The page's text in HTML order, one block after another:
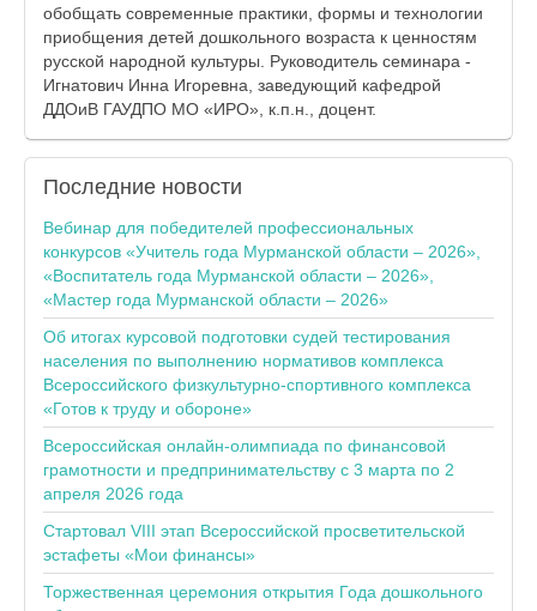
обобщать современные практики, формы и технологии
приобщения детей дошкольного возраста к ценностям
русской народной культуры. Руководитель семинара -
Игнатович Инна Игоревна, заведующий кафедрой
ДДОиВ ГАУДПО МО «ИРО», к.п.н., доцент.
Последние новости
Вебинар для победителей профессиональных
конкурсов «Учитель года Мурманской области – 2026»,
«Воспитатель года Мурманской области – 2026»,
«Мастер года Мурманской области – 2026»
Об итогах курсовой подготовки судей тестирования
населения по выполнению нормативов комплекса
Всероссийского физкультурно-спортивного комплекса
«Готов к труду и обороне»
Всероссийская онлайн-олимпиада по финансовой
грамотности и предпринимательству с 3 марта по 2
апреля 2026 года
Стартовал VIII этап Всероссийской просветительской
эстафеты «Мои финансы»
Торжественная церемония открытия Года дошкольного